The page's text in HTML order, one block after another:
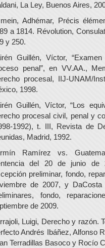
La Ley, Buenos Aires,
Adhémar, Précis
a 1814. Révolution,
y 250.
Guillén, Víctor,
penal”, en VV.AA.,
procesal, IIJ-UNAM/
1998.
Guillén, Víctor, “Los
procesal civil, penal y
1992), t. III, Revista de
Madrid, 1992.
Ramírez vs.
del 20 de junio de
preliminar, fondo,
de 2007, y
fondo,
de 2009.
Luigi, Derecho y razón.
Andrés Ibáñez, Alfonso
Terradillas Basoco y Rocío